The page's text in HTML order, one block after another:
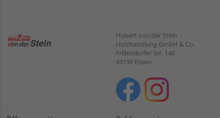
Hubert von der Stein
Holzhandlung GmbH & Co.
Frillendorfer Str. 148
45139 Essen